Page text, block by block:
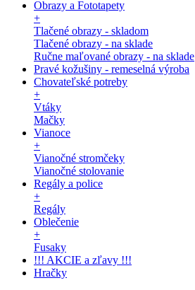
Obrazy a Fototapety
+
Tlačené obrazy - skladom
Tlačené obrazy - na sklade
Ručne maľované obrazy - na sklade
Pravé kožušiny - remeselná výroba
Chovateľské potreby
+
Vtáky
Mačky
Vianoce
+
Vianočné stromčeky
Vianočné stolovanie
Regály a police
+
Regály
Oblečenie
+
Fusaky
!!! AKCIE a zľavy !!!
Hračky